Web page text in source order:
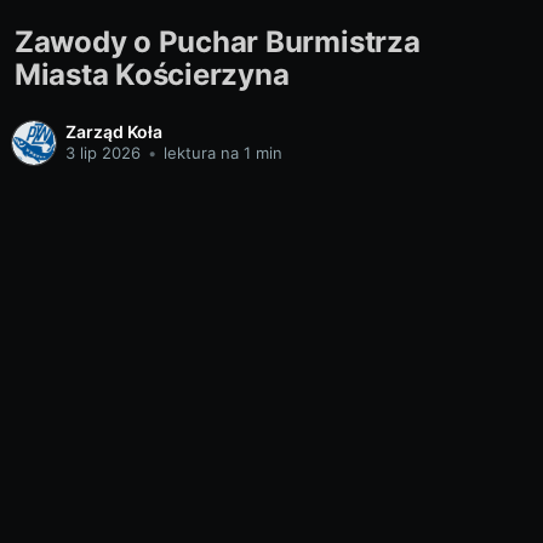
Zawody o Puchar Burmistrza
Miasta Kościerzyna
Zarząd Koła
3 lip 2026 • lektura na 1 min